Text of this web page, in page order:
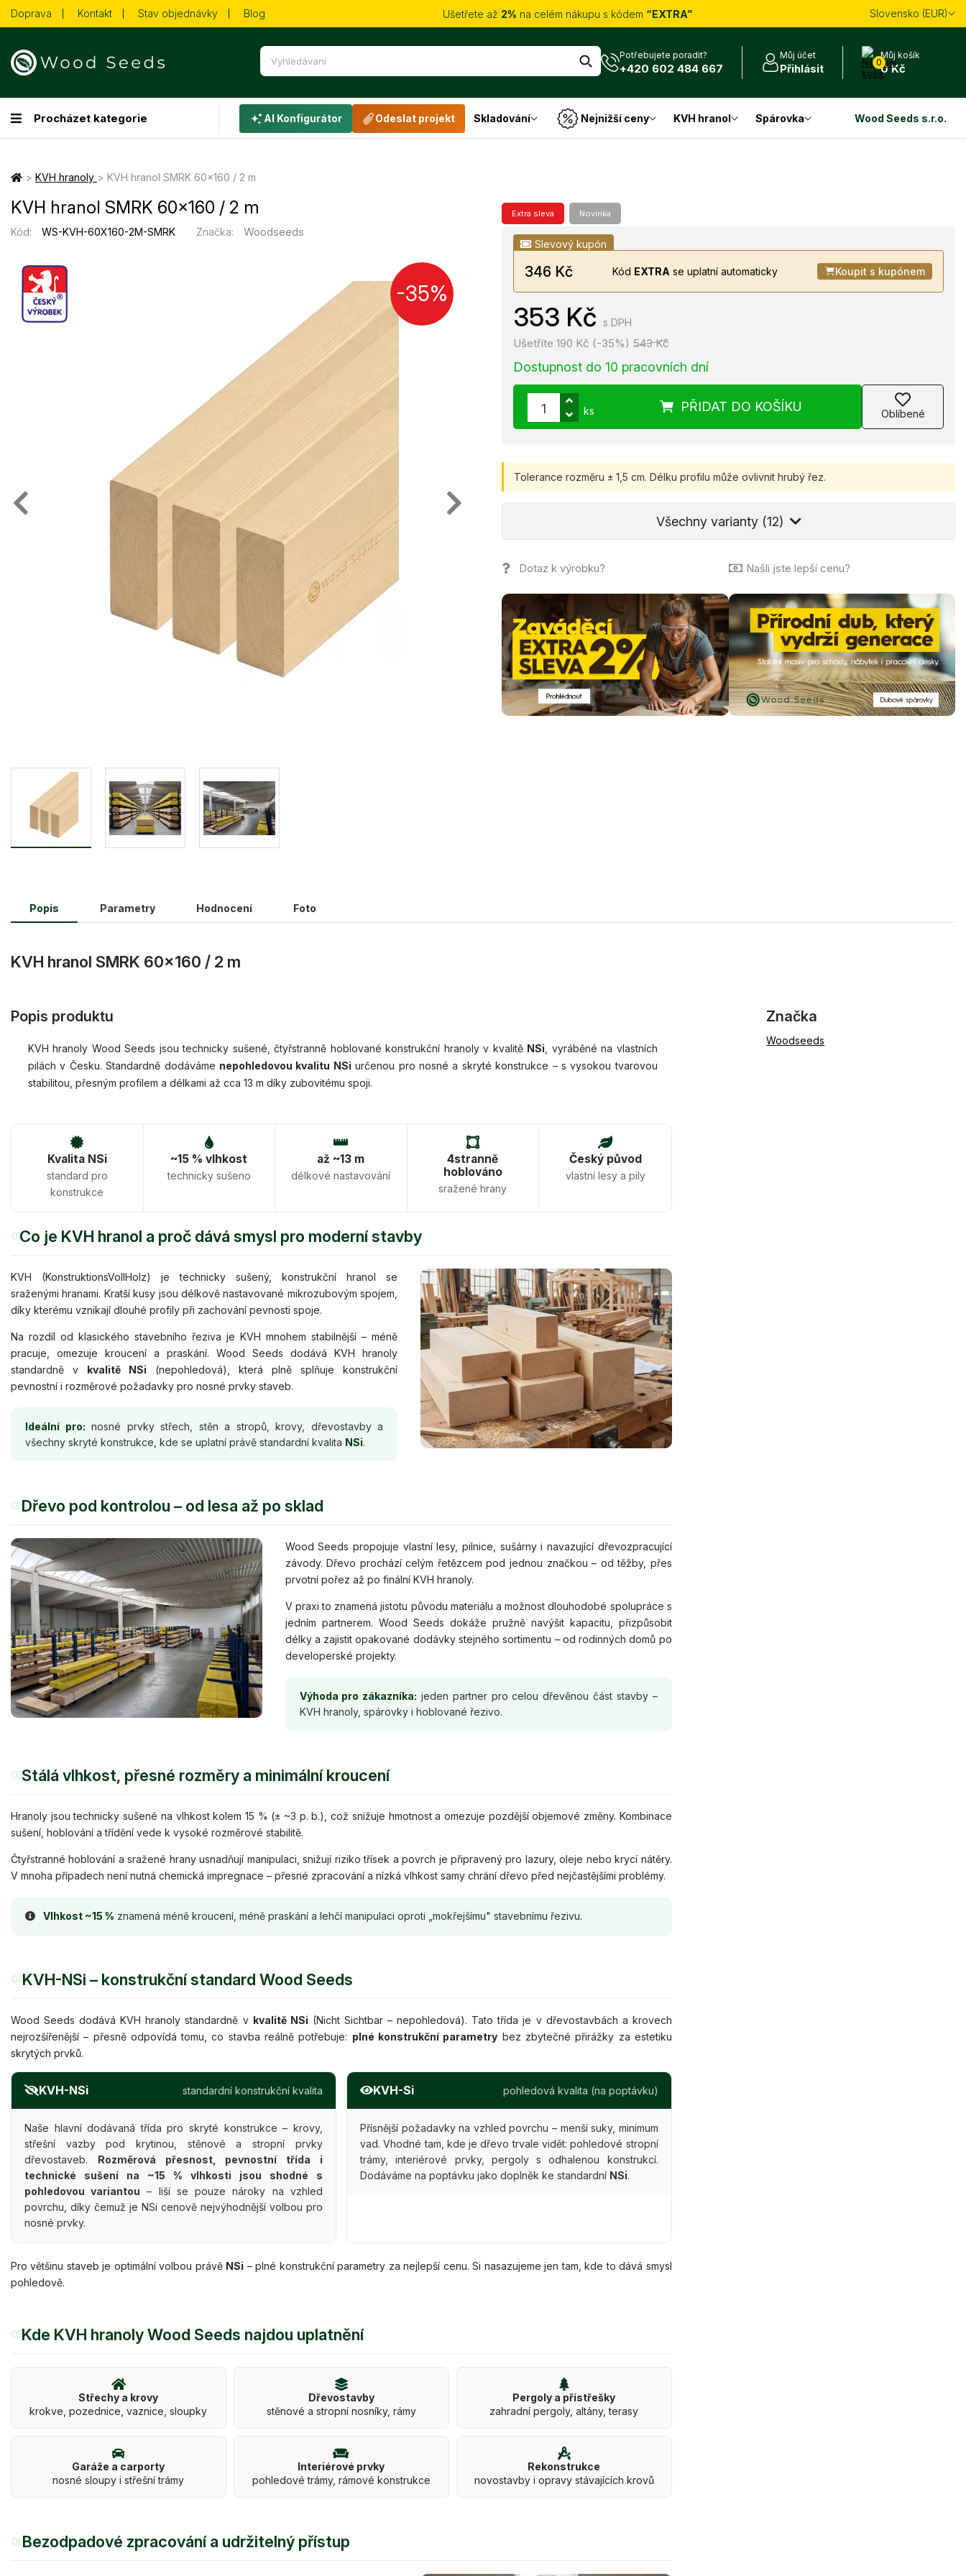
Doprava Kontakt Stav objednávky Blog Ušetřete až 2% na celém nákupu s kódem “EXTRA” Slovensko (EUR)
Potřebujete poradit?
+420 602 484 667
Můj účet
Přihlásit 0
Můj košík
0 Kč
Procházet kategorie AI Konfigurátor Odeslat projekt Skladování Nejnižší ceny KVH hranol Spárovka Wood Seeds s.r.o.
> KVH hranoly > KVH hranol SMRK 60×160 / 2 m
KVH hranol SMRK 60×160 / 2 m
Kód: WS-KVH-60X160-2M-SMRK Značka: Woodseeds
-35%
Extra sleva Novinka
Slevový kupón
346 Kč Kód EXTRA se uplatní automaticky Koupit s kupónem
353 Kč s DPH
543 Kč
Ušetříte 190 Kč (-35%)
Dostupnost do 10 pracovních dní
PŘIDAT DO KOŠÍKU
ks Oblíbené
Tolerance rozměru ± 1,5 cm. Délku profilu může ovlivnit hrubý řez.
Všechny varianty (12)
Dotaz k výrobku? Našli jste lepší cenu?
Popis Parametry Hodnocení Foto
KVH hranol SMRK 60×160 / 2 m
Popis produktu
KVH hranoly Wood Seeds jsou technicky sušené, čtyřstranně hoblované konstrukční hranoly v kvalitě NSi , vyráběné na vlastních
pilách v Česku. Standardně dodáváme nepohledovou kvalitu NSi určenou pro nosné a skryté konstrukce – s vysokou tvarovou
stabilitou, přesným profilem a délkami až cca 13 m díky zubovitému spoji.
Kvalita NSi
standard pro
konstrukce
~15 % vlhkost
technicky sušeno
až ~13 m
délkové nastavování
4stranně
hoblováno
sražené hrany
Český původ
vlastní lesy a pily
01Co je KVH hranol a proč dává smysl pro moderní stavby
KVH (KonstruktionsVollHolz) je technicky sušený, konstrukční hranol se
sraženými hranami. Kratší kusy jsou délkově nastavované mikrozubovým spojem,
díky kterému vznikají dlouhé profily při zachování pevnosti spoje.
Na rozdíl od klasického stavebního řeziva je KVH mnohem stabilnější – méně
pracuje, omezuje kroucení a praskání. Wood Seeds dodává KVH hranoly
standardně v kvalitě NSi (nepohledová), která plně splňuje konstrukční
pevnostní i rozměrové požadavky pro nosné prvky staveb.
Ideální pro: nosné prvky střech, stěn a stropů, krovy, dřevostavby a
všechny skryté konstrukce, kde se uplatní právě standardní kvalita NSi.
02Dřevo pod kontrolou – od lesa až po sklad
Wood Seeds propojuje vlastní lesy, pilnice, sušárny i navazující dřevozpracující
závody. Dřevo prochází celým řetězcem pod jednou značkou – od těžby, přes
prvotní pořez až po finální KVH hranoly.
V praxi to znamená jistotu původu materiálu a možnost dlouhodobé spolupráce s
jedním partnerem. Wood Seeds dokáže pružně navýšit kapacitu, přizpůsobit
délky a zajistit opakované dodávky stejného sortimentu – od rodinných domů po
developerské projekty.
Výhoda pro zákazníka: jeden partner pro celou dřevěnou část stavby –
KVH hranoly, spárovky i hoblované řezivo.
03Stálá vlhkost, přesné rozměry a minimální kroucení
Hranoly jsou technicky sušené na vlhkost kolem 15 % (± ~3 p. b.), což snižuje hmotnost a omezuje pozdější objemové změny. Kombinace
sušení, hoblování a třídění vede k vysoké rozměrové stabilitě.
Čtyřstranné hoblování a sražené hrany usnadňují manipulaci, snižují riziko třísek a povrch je připravený pro lazury, oleje nebo krycí nátěry.
V mnoha případech není nutná chemická impregnace – přesné zpracování a nízká vlhkost samy chrání dřevo před nejčastějšími problémy.
Vlhkost ~15 % znamená méně kroucení, méně praskání a lehčí manipulaci oproti „mokřejšímu" stavebnímu řezivu.
04KVH-NSi – konstrukční standard Wood Seeds
Wood Seeds dodává KVH hranoly standardně v kvalitě NSi (Nicht Sichtbar – nepohledová). Tato třída je v dřevostavbách a krovech
nejrozšířenější – přesně odpovídá tomu, co stavba reálně potřebuje: plné konstrukční parametry bez zbytečné přirážky za estetiku
skrytých prvků.
KVH-NSi standardní konstrukční kvalita
Naše hlavní dodávaná třída pro skryté konstrukce – krovy,
střešní vazby pod krytinou, stěnové a stropní prvky
dřevostaveb. Rozměrová přesnost, pevnostní třída i
technické sušení na ~15 % vlhkosti jsou shodné s
pohledovou variantou – liší se pouze nároky na vzhled
povrchu, díky čemuž je NSi cenově nejvýhodnější volbou pro
nosné prvky.
KVH-Si pohledová kvalita (na poptávku)
Přísnější požadavky na vzhled povrchu – menší suky, minimum
vad. Vhodné tam, kde je dřevo trvale vidět: pohledové stropní
trámy, interiérové prvky, pergoly s odhalenou konstrukcí.
Dodáváme na poptávku jako doplněk ke standardní NSi.
Pro většinu staveb je optimální volbou právě NSi – plné konstrukční parametry za nejlepší cenu. Si nasazujeme jen tam, kde to dává smysl
pohledově.
05Kde KVH hranoly Wood Seeds najdou uplatnění
Střechy a krovy
krokve, pozednice, vaznice, sloupky
Dřevostavby
stěnové a stropní nosníky, rámy
Pergoly a přístřešky
zahradní pergoly, altány, terasy
Garáže a carporty
nosné sloupy i střešní trámy
Interiérové prvky
pohledové trámy, rámové konstrukce
Rekonstrukce
novostavby i opravy stávajících krovů
06Bezodpadové zpracování a udržitelný přístup
Značka
Woodseeds